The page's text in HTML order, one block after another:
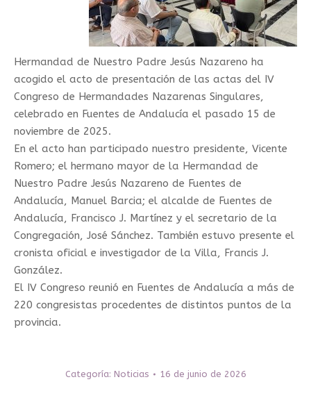
Hermandad de Nuestro Padre Jesús Nazareno ha
acogido el acto de presentación de las actas del IV
Congreso de Hermandades Nazarenas Singulares,
celebrado en Fuentes de Andalucía el pasado 15 de
noviembre de 2025.
En el acto han participado nuestro presidente, Vicente
Romero; el hermano mayor de la Hermandad de
Nuestro Padre Jesús Nazareno de Fuentes de
Andalucía, Manuel Barcia; el alcalde de Fuentes de
Andalucía, Francisco J. Martínez y el secretario de la
Congregación, José Sánchez. También estuvo presente el
cronista oficial e investigador de la Villa, Francis J.
González.
El IV Congreso reunió en Fuentes de Andalucía a más de
220 congresistas procedentes de distintos puntos de la
provincia.
Categoría: Noticias 16 de junio de 2026